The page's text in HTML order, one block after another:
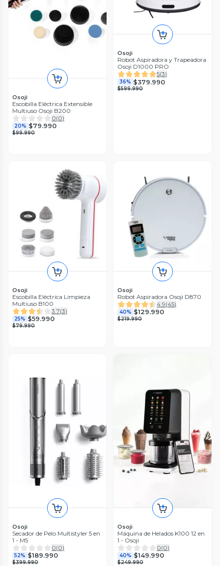
Osoji
Escobilla Eléctrica Extensible
Multiuso Osoji B200
0(0)
20% $79.990
$99.990
Osoji
Robot Aspiradora y Trapeadora
Osoji D1000 PRO
5(3)
36% $379.990
$599.990
Osoji
Escobilla Eléctrica Limpieza
Multiuso B100
3.7(3)
25% $59.990
$79.990
Osoji
Robot Aspiradora Osoji D870
4.9(45)
40% $129.990
$219.990
Osoji
Secador de Pelo Multistyler 5 en
1 - M5
0(0)
52% $189.990
$399.990
Osoji
Máquina de Helados K100 12 en
1 - Osoji
0(0)
40% $149.990
$249.990